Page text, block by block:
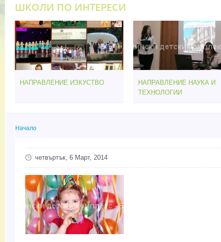
ШКОЛИ ПО ИНТЕРЕСИ
НАПРАВЛЕНИЕ ИЗКУСТВО
НАПРАВЛЕНИЕ НАУКА И
ТЕХНОЛОГИИ
Начало
четвъртък, 6 Март, 2014